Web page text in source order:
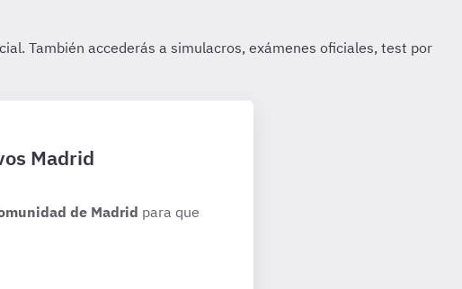
Madrid
de Madrid para que